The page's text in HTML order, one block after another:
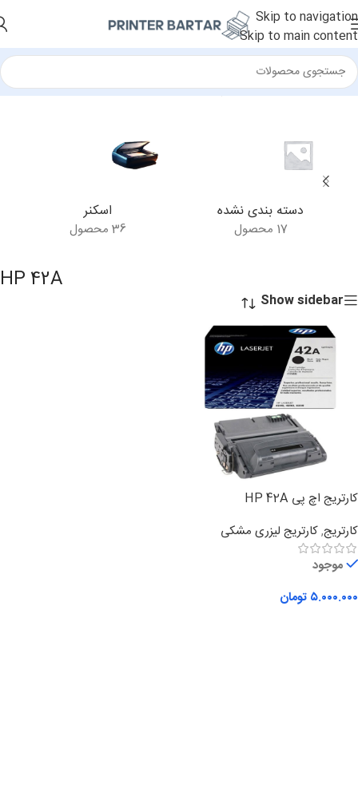
Skip to navigation
Skip to main content
خانه/محصولات برچسب خورده “HP 42A”
دسته بندی نشده
17 محصول
اسکنر
36 محصول
HP 42A
Show sidebar
کارتریج اچ پی HP 42A
کارتریج,کارتریج لیزری مشکی
موجود
۵.۰۰۰.۰۰۰ تومان